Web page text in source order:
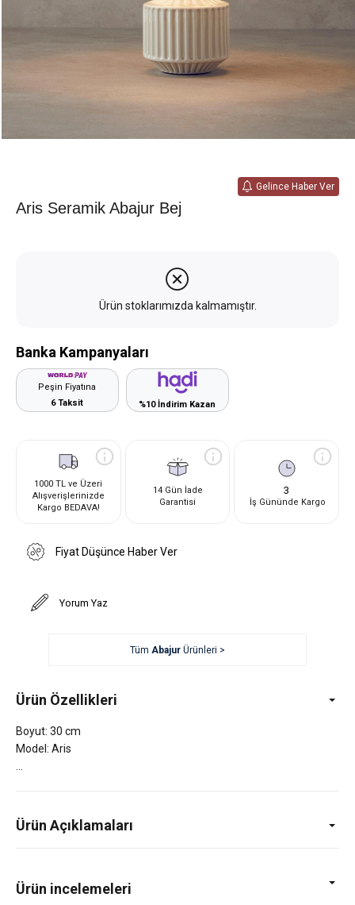
Gelince Haber Ver
Aris Seramik Abajur Bej
Ürün stoklarımızda kalmamıştır.
Banka Kampanyaları
Peşin Fiyatına
6 Taksit
%10 İndirim Kazan
1000 TL ve Üzeri
Alışverişlerinizde
Kargo BEDAVA!
14 Gün İade
Garantisi
3
İş Gününde Kargo
Fiyat Düşünce Haber Ver
Yorum Yaz
Tüm AbajurÜrünleri >
Ürün Özellikleri
Boyut: 30 cm
Model: Aris
Ürün Açıklamaları